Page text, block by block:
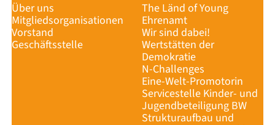
Über uns
Mitgliedsorganisationen
Vorstand
Geschäftsstelle
The Länd of Young
Ehrenamt
Wir sind dabei!
Wertstätten der
Demokratie
N-Challenges
Eine-Welt-Promotorin
Servicestelle Kinder- und
Jugendbeteiligung BW
Strukturaufbau und